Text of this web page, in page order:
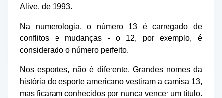
Alive, de 1993.
Na numerologia, o número 13 é carregado de
conflitos e mudanças - o 12, por exemplo, é
considerado o número perfeito.
Nos esportes, não é diferente. Grandes nomes da
história do esporte americano vestiram a camisa 13,
mas ficaram conhecidos por nunca vencer um título.